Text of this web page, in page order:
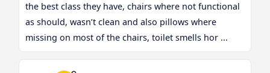
the best class they have, chairs where not functional
as should, wasn’t clean and also pillows where
missing on most of the chairs, toilet smells hor ...